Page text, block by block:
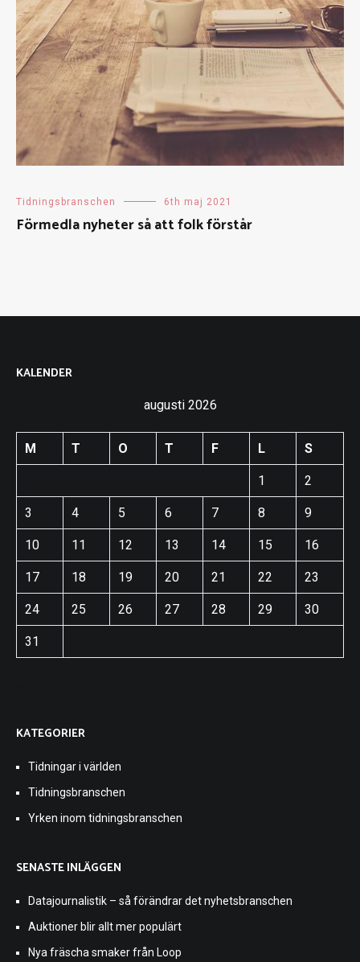
Tidningsbranschen 6th maj 2021
Förmedla nyheter så att folk förstår
KALENDER
augusti 2026
M T O T F L S
1 2
3 4 5 6 7 8 9
10 11 12 13 14 15 16
17 18 19 20 21 22 23
24 25 26 27 28 29 30
31
KATEGORIER
Tidningar i världen
Tidningsbranschen
Yrken inom tidningsbranschen
SENASTE INLÄGGEN
Datajournalistik – så förändrar det nyhetsbranschen
Auktioner blir allt mer populärt
Nya fräscha smaker från Loop